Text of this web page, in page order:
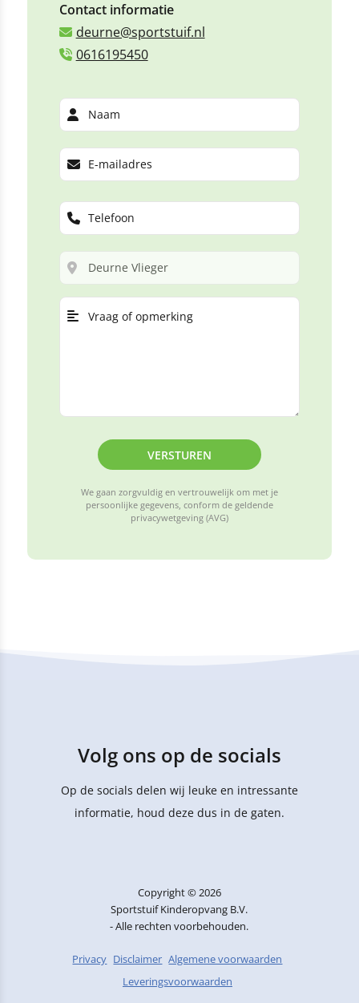
Contact informatie
deurne@sportstuif.nl
0616195450
VERSTUREN
We gaan zorgvuldig en vertrouwelijk om met je
persoonlijke gegevens, conform de geldende
privacywetgeving (AVG)
Volg ons op de socials
Op de socials delen wij leuke en intressante
informatie, houd deze dus in de gaten.
Copyright © 2026
Sportstuif Kinderopvang B.V.
- Alle rechten voorbehouden.
Privacy Disclaimer Algemene voorwaarden
Leveringsvoorwaarden